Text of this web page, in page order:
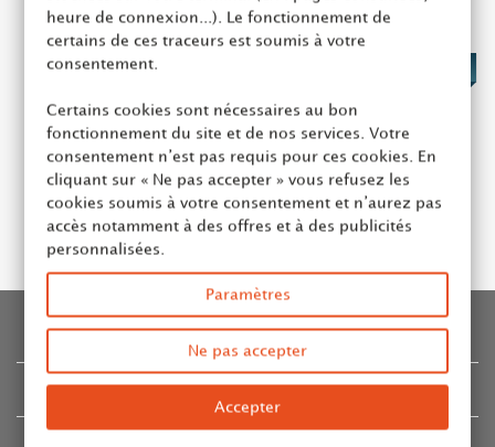
Offre Pro 10 kg de café
Ajouter au panier
heure de connexion...). Le fonctionnement de
certains de ces traceurs est soumis à votre
consentement.
Certains cookies sont nécessaires au bon
fonctionnement du site et de nos services. Votre
consentement n’est pas requis pour ces cookies. En
cliquant sur « Ne pas accepter » vous refusez les
cookies soumis à votre consentement et n’aurez pas
accès notamment à des offres et à des publicités
personnalisées.
Paramètres
Ne pas accepter
Accepter